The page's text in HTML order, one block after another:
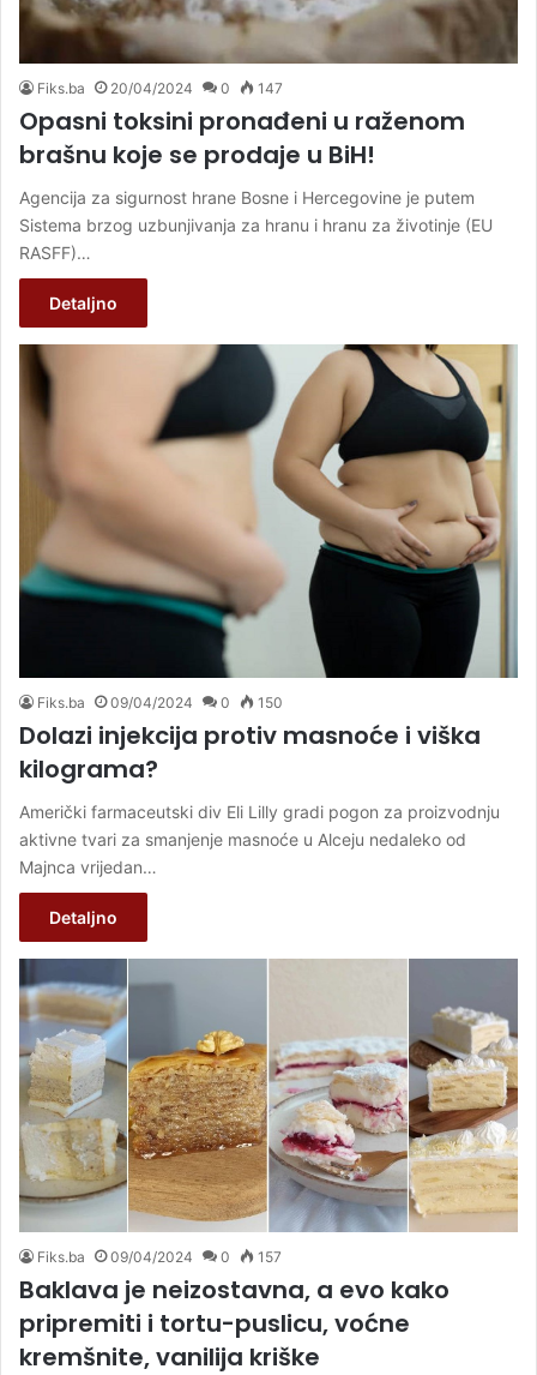
Fiks.ba 20/04/2024 0 147
Opasni toksini pronađeni u raženom
brašnu koje se prodaje u BiH!
Agencija za sigurnost hrane Bosne i Hercegovine je putem
Sistema brzog uzbunjivanja za hranu i hranu za životinje (EU
RASFF)…
Detaljno
Fiks.ba 09/04/2024 0 150
Dolazi injekcija protiv masnoće i viška
kilograma?
Američki farmaceutski div Eli Lilly gradi pogon za proizvodnju
aktivne tvari za smanjenje masnoće u Alceju nedaleko od
Majnca vrijedan…
Detaljno
Fiks.ba 09/04/2024 0 157
Baklava je neizostavna, a evo kako
pripremiti i tortu-puslicu, voćne
kremšnite, vanilija kriške